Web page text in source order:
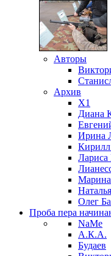
Авторы
Архив
X1
Диана
Ирина
Марина
Олег
Проба пера
NaMe
А.К.А.
Будаев